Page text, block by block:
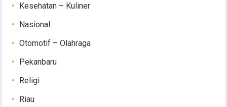
Kesehatan – Kuliner
Nasional
Otomotif – Olahraga
Pekanbaru
Religi
Riau